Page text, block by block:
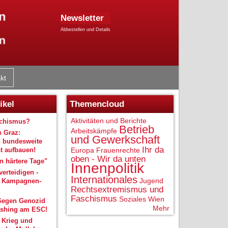
Newsletter
Abbestellen und Details
Graz:
bundesweite
aufbauen!
härtere Tage"
-
Genozid
am ESC!
Krieg und
Themencloud
Aktivitäten und Berichte
Arbeitskämpfe Betrieb
und Gewerkschaft
Europa Frauenrechte Ihr da
oben - Wir da unten
Innenpolitik
Internationales Jugend
Rechtsextremismus und
Faschismus Soziales Wien
Mehr